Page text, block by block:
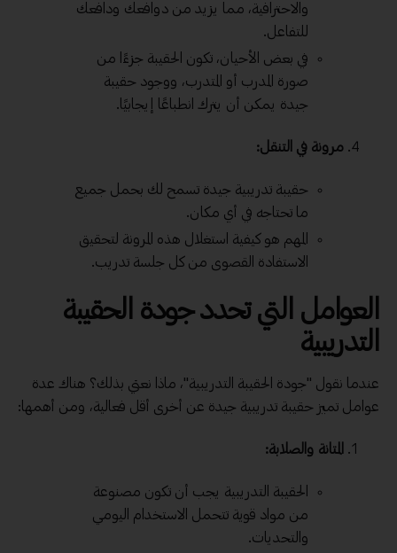
والاحترافية، مما يزيد من دوافعك ودافعك
للتفاعل.
في بعض الأحيان، تكون الحقيبة جزءًا من
صورة المدرب أو المتدرب، ووجود حقيبة
جيدة يمكن أن يترك انطباعًا إيجابيًا.
مرونة في التنقل:
حقيبة تدريبية جيدة تسمح لك بحمل جميع
ما تحتاجه في أي مكان.
المهم هو كيفية استغلال هذه المرونة لتحقيق
الاستفادة القصوى من كل جلسة تدريب.
العوامل التي تحدد جودة الحقيبة
التدريبية
عندما نقول "جودة الحقيبة التدريبية"، ماذا نعني بذلك؟ هناك عدة
عوامل تميز حقيبة تدريبية جيدة عن أخرى أقل فعالية، ومن أهمها:
المتانة والصلابة:
الحقيبة التدريبية يجب أن تكون مصنوعة
من مواد قوية تتحمل الاستخدام اليومي
والتحديات.